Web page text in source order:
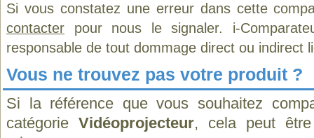
Si vous constatez une erreur dans cette
contacter pour nous le signaler. i-
responsable de tout dommage direct ou indirect
Vous ne trouvez pas votre produit ?
Si la référence que vous souhaitez
catégorie Vidéoprojecteur, cela peut